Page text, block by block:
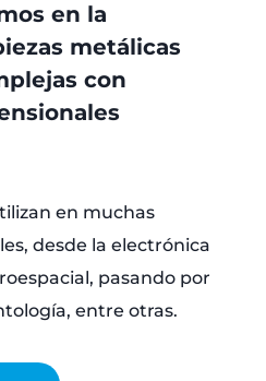
en la
metálicas
con
en muchas
desde la electrónica
pasando por
entre otras.